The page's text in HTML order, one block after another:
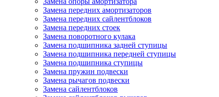
Замена передних амортизаторов
Замена передних сайлентблоков
Замена передних стоек
Замена поворотного кулака
Замена подшипника задней ступицы
Замена подшипника передней ступицы
Замена подшипника ступицы
Замена пружин подвески
Замена рычагов подвески
Замена сайлентблоков